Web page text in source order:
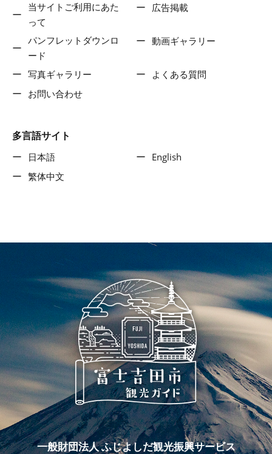
当サイトご利用にあた
って
広告掲載
パンフレットダウンロ
ード
動画ギャラリー
写真ギャラリー
よくある質問
お問い合わせ
多言語サイト
日本語
English
繁体中文
一般財団法人 ふじよしだ観光振興サービス